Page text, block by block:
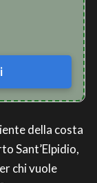
della costa
Sant’Elpidio,
chi vuole